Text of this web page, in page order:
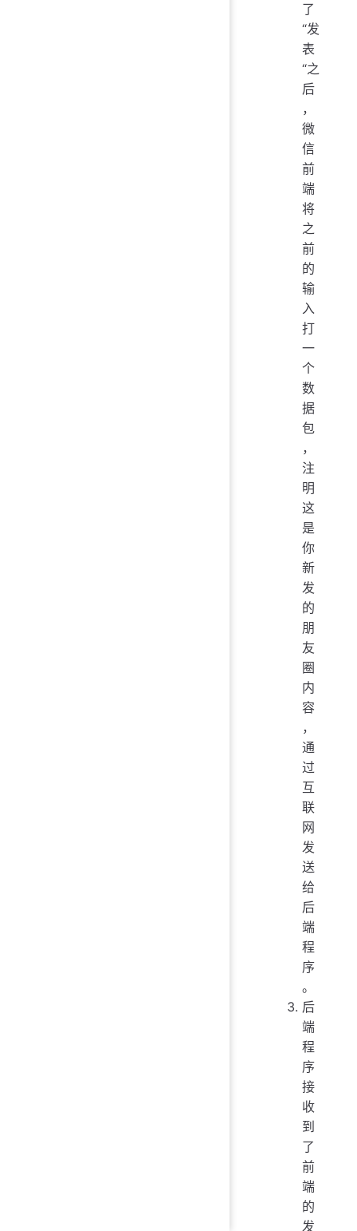
了
“发
表
“之
后
，
微
信
前
端
将
之
前
的
输
入
打
一
个
数
据
包
，
注
明
这
是
你
新
发
的
朋
友
圈
内
容
，
通
过
互
联
网
发
送
给
后
端
程
序
。
后
端
程
序
接
收
到
了
前
端
的
发